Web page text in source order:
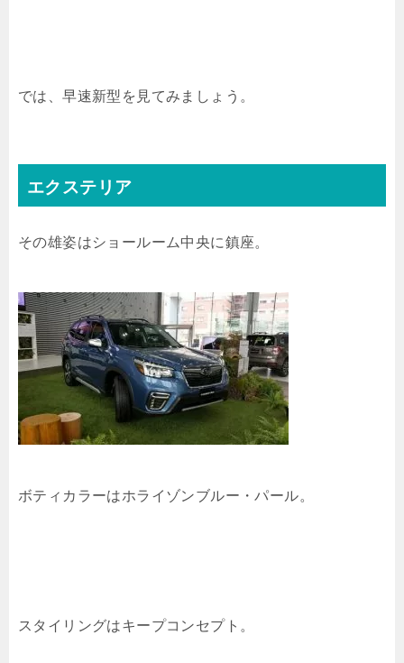
では、早速新型を見てみましょう。
エクステリア
その雄姿はショールーム中央に鎮座。
ボティカラーはホライゾンブルー・パール。
スタイリングはキープコンセプト。